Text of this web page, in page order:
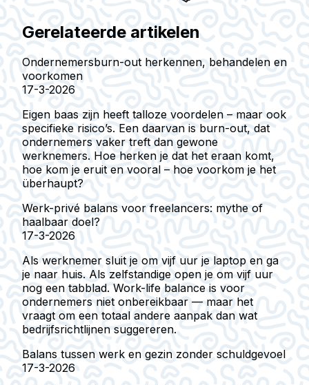
Gerelateerde artikelen
Ondernemersburn-out herkennen, behandelen en
voorkomen
17-3-2026
Eigen baas zijn heeft talloze voordelen – maar ook
specifieke risico’s. Een daarvan is burn-out, dat
ondernemers vaker treft dan gewone
werknemers. Hoe herken je dat het eraan komt,
hoe kom je eruit en vooral – hoe voorkom je het
überhaupt?
Werk-privé balans voor freelancers: mythe of
haalbaar doel?
17-3-2026
Als werknemer sluit je om vijf uur je laptop en ga
je naar huis. Als zelfstandige open je om vijf uur
nog een tabblad. Work-life balance is voor
ondernemers niet onbereikbaar — maar het
vraagt om een totaal andere aanpak dan wat
bedrijfsrichtlijnen suggereren.
Balans tussen werk en gezin zonder schuldgevoel
17-3-2026